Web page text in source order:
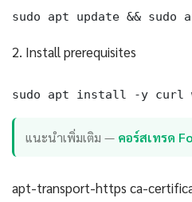
sudo apt update && sudo
2. Install prerequisites
sudo apt install -y curl
แนะนำเพิ่มเติม — คอร์สเทรด
apt-transport-https ca-